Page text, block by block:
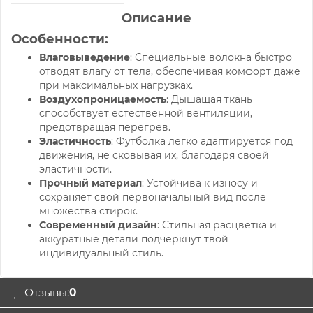
Описание
Особенности:
Влаговыведение: Специальные волокна быстро
отводят влагу от тела, обеспечивая комфорт даже
при максимальных нагрузках.
Воздухопроницаемость: Дышащая ткань
способствует естественной вентиляции,
предотвращая перегрев.
Эластичность: Футболка легко адаптируется под
движения, не сковывая их, благодаря своей
эластичности.
Прочный материал: Устойчива к износу и
сохраняет свой первоначальный вид после
множества стирок.
Современный дизайн: Стильная расцветка и
аккуратные детали подчеркнут твой
индивидуальный стиль.
Отзывы:0